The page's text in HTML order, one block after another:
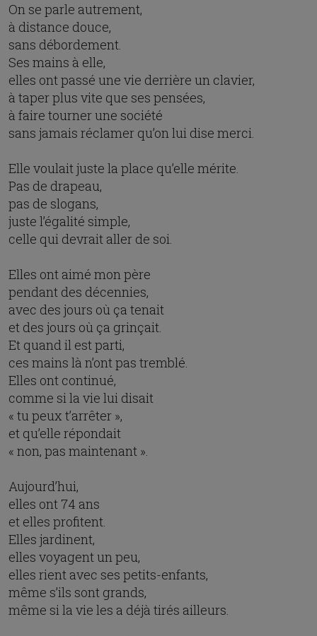
On se parle autrement,
à distance douce,
sans débordement.
Ses mains à elle,
elles ont passé une vie derrière un clavier,
à taper plus vite que ses pensées,
à faire tourner une société
sans jamais réclamer qu’on lui dise merci.
Elle voulait juste la place qu’elle mérite.
Pas de drapeau,
pas de slogans,
juste l’égalité simple,
celle qui devrait aller de soi.
Elles ont aimé mon père
pendant des décennies,
avec des jours où ça tenait
et des jours où ça grinçait.
Et quand il est parti,
ces mains là n’ont pas tremblé.
Elles ont continué,
comme si la vie lui disait
« tu peux t’arrêter »,
et qu’elle répondait
« non, pas maintenant ».
Aujourd’hui,
elles ont 74 ans
et elles profitent.
Elles jardinent,
elles voyagent un peu,
elles rient avec ses petits-enfants,
même s’ils sont grands,
même si la vie les a déjà tirés ailleurs.